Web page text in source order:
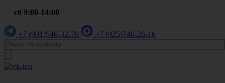
сб 9:00-14:00
+7 (901)546-32-70 +7 (925)740-26-16